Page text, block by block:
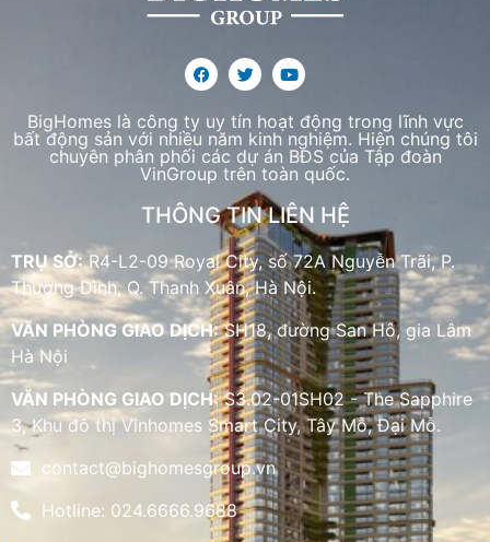
BigHomes là công ty uy tín hoạt động trong lĩnh vực
bất động sản với nhiều năm kinh nghiệm. Hiện chúng tôi
chuyên phân phối các dự án BĐS của Tập đoàn
VinGroup trên toàn quốc.
THÔNG TIN LIÊN HỆ
TRỤ SỞ:R4-L2-09 Royal City, số 72A Nguyễn Trãi, P.
Thượng Đình, Q. Thanh Xuân, Hà Nội.
VĂN PHÒNG GIAO DỊCH:SH18, đường San Hô, gia Lâm
Hà Nội
VĂN PHÒNG GIAO DỊCH:S3.02-01SH02 - The Sapphire
3, Khu đô thị Vinhomes Smart City, Tây Mỗ, Đại Mỗ.
contact@bighomesgroup.vn
Hotline: 024.6666.9688